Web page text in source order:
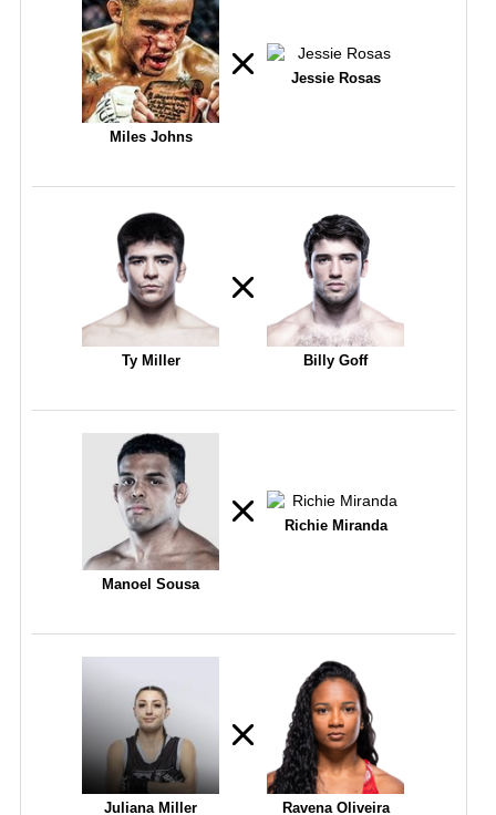
Miles Johns
Jessie Rosas
Ty Miller Billy Goff
Manoel Sousa
Richie Miranda
Juliana Miller Ravena Oliveira